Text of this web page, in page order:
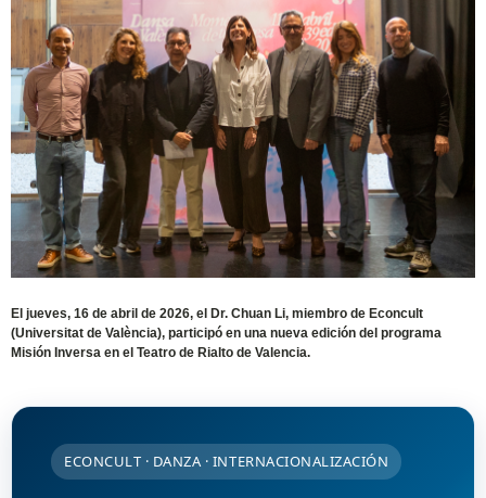
El jueves, 16 de abril de 2026, el Dr. Chuan Li, miembro de Econcult
(Universitat de València), participó en una nueva edición del programa
Misión Inversa en el Teatro de Rialto de Valencia.
ECONCULT · DANZA · INTERNACIONALIZACIÓN